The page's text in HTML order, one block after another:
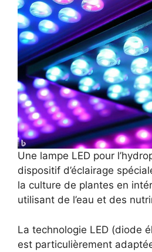
Une lampe LED pour
dispositif d’éclairage
la culture de plantes en
utilisant de l’eau et des
La technologie LED (diode
est particulièrement